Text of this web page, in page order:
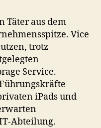
Täter aus dem
Vice
trotz
Service.
iPads und
Abteilung.